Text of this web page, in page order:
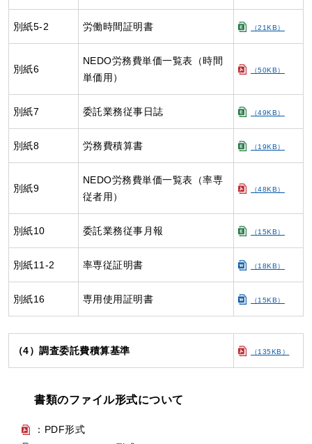
別紙5-2 労働時間証明書 （21KB）
別紙6
NEDO労務費単価一覧表（時間
単価用）
（50KB）
別紙7 委託業務従事日誌 （49KB）
別紙8 労務費積算書 （19KB）
別紙9
NEDO労務費単価一覧表（率専
従者用）
（48KB）
別紙10 委託業務従事月報 （15KB）
別紙11-2 率専従証明書 （18KB）
別紙16 専用使用証明書 （15KB）
（4）調査委託費積算基準 （135KB）
書類のファイル形式について
：PDF形式